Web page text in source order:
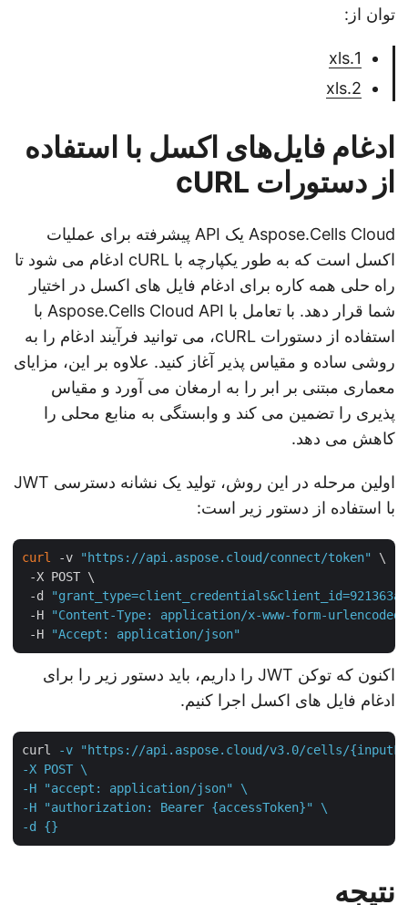
توان از:
ادغام فایل‌های اکسل با استفاده
از دستورات cURL
Aspose.Cells Cloud یک API پیشرفته برای عملیات
اکسل است که به طور یکپارچه با cURL ادغام می شود تا
راه حلی همه کاره برای ادغام فایل های اکسل در اختیار
شما قرار دهد. با تعامل با Aspose.Cells Cloud API با
استفاده از دستورات cURL، می توانید فرآیند ادغام را به
روشی ساده و مقیاس پذیر آغاز کنید. علاوه بر این، مزایای
معماری مبتنی بر ابر را به ارمغان می آورد و مقیاس
پذیری را تضمین می کند و وابستگی به منابع محلی را
کاهش می دهد.
اولین مرحله در این روش، تولید یک نشانه دسترسی JWT
با استفاده از دستور زیر است:
curl -v "https://api.aspose.cloud/connect/token" \
-X POST \
-d
-H "Content-Type: application/x-www-form-
-H "Accept: application/json"
اکنون که توکن JWT را داریم، باید دستور زیر را برای
ادغام فایل های اکسل اجرا کنیم.
curl
-v "https://api.aspose.cloud/v3.0/cells/
-X POST \
-H "accept: application/json" \
-H "authorization: Bearer {accessToken}" \
-d {}
نتیجه